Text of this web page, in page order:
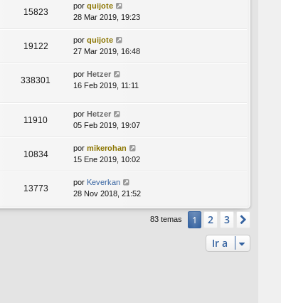
15823
por quijote
28 Mar 2019, 19:23
19122
por quijote
27 Mar 2019, 16:48
338301
por Hetzer
16 Feb 2019, 11:11
11910
por Hetzer
05 Feb 2019, 19:07
10834
por mikerohan
15 Ene 2019, 10:02
13773
por Keverkan
28 Nov 2018, 21:52
83 temas 1 2 3
Ir a